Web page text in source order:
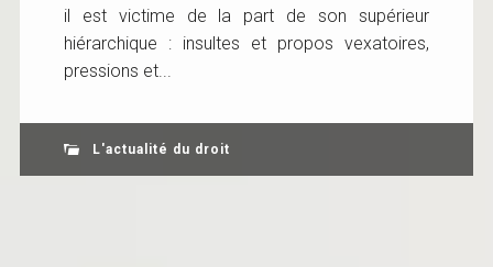
il est victime de la part de son supérieur
hiérarchique : insultes et propos vexatoires,
pressions et...
L'actualité du droit